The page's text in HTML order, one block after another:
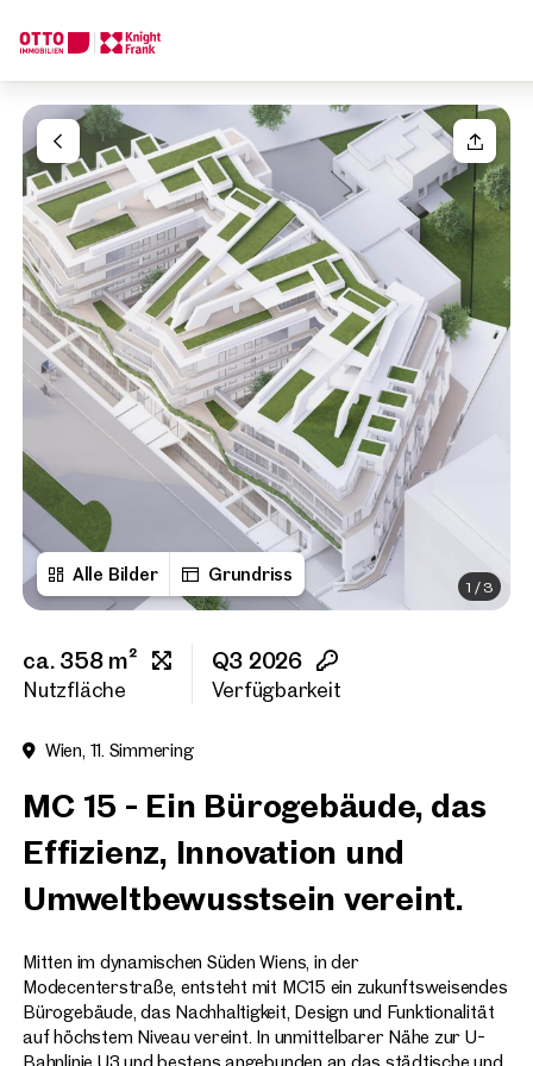
Alle Bilder Grundriss
1 /3
ca. 358 m²
Nutzfläche
Q3 2026
Verfügbarkeit
Wien, 11. Simmering
MC 15 - Ein Bürogebäude, das
Effizienz, Innovation und
Umweltbewusstsein vereint.
Mitten im dynamischen Süden Wiens, in der
Modecenterstraße, entsteht mit MC15 ein zukunftsweisendes
Bürogebäude, das Nachhaltigkeit, Design und Funktionalität
auf höchstem Niveau vereint. In unmittelbarer Nähe zur U-
Ihre Anfrage
Ihre Nachricht
Anrede
Bitte wählen
Titel(optional)
Vorname
Nachname
Telefonnummer
Ich habe die AGB und
Ich möchte regelmäßig
GmbH die angegebenen
Wir finden Ihre
Traumimmobilie
Sagen Sie uns was Sie suchen und wir finden Ihre
Wie möchten Sie uns kontaktieren?
Online
Immobilie konfigurieren & finden lassen
Direkte:r Ansprechpartner:in
Anrufen oder Rückruf vereinbaren